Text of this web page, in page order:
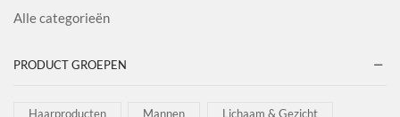
Alle categorieën
PRODUCT GROEPEN
Haarproducten Mannen Lichaam & Gezicht